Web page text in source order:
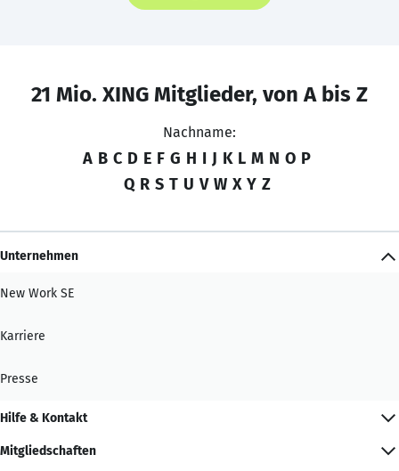
21 Mio. XING Mitglieder, von A bis Z
Nachname:
A B C D E F G H I J K L M N O P
Q R S T U V W X Y Z
Unternehmen
New Work SE
Karriere
Presse
Hilfe & Kontakt
Mitgliedschaften